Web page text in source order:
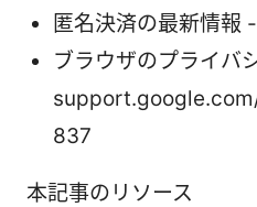
匿名決済の最新情
ブラウザのプライバ
837
本記事のリソース